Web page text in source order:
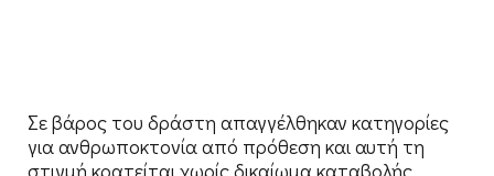
Σε βάρος του δράστη απαγγέλθηκαν κατηγορίες
για ανθρωποκτονία από πρόθεση και αυτή τη
στιγμή κρατείται χωρίς δικαίωμα καταβολής